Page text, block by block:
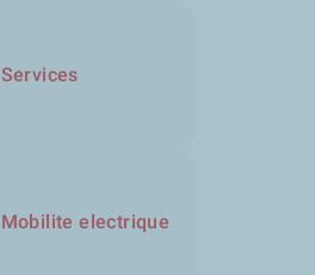
Services
Mobilite electrique